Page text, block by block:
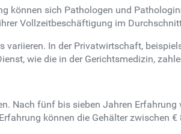
können sich Pathologen und
Vollzeitbeschäftigung im
variieren. In der Privatwirtschaft,
wie die in der Gerichtsmedizin,
Nach fünf bis sieben Jahren
können die Gehälter zwischen